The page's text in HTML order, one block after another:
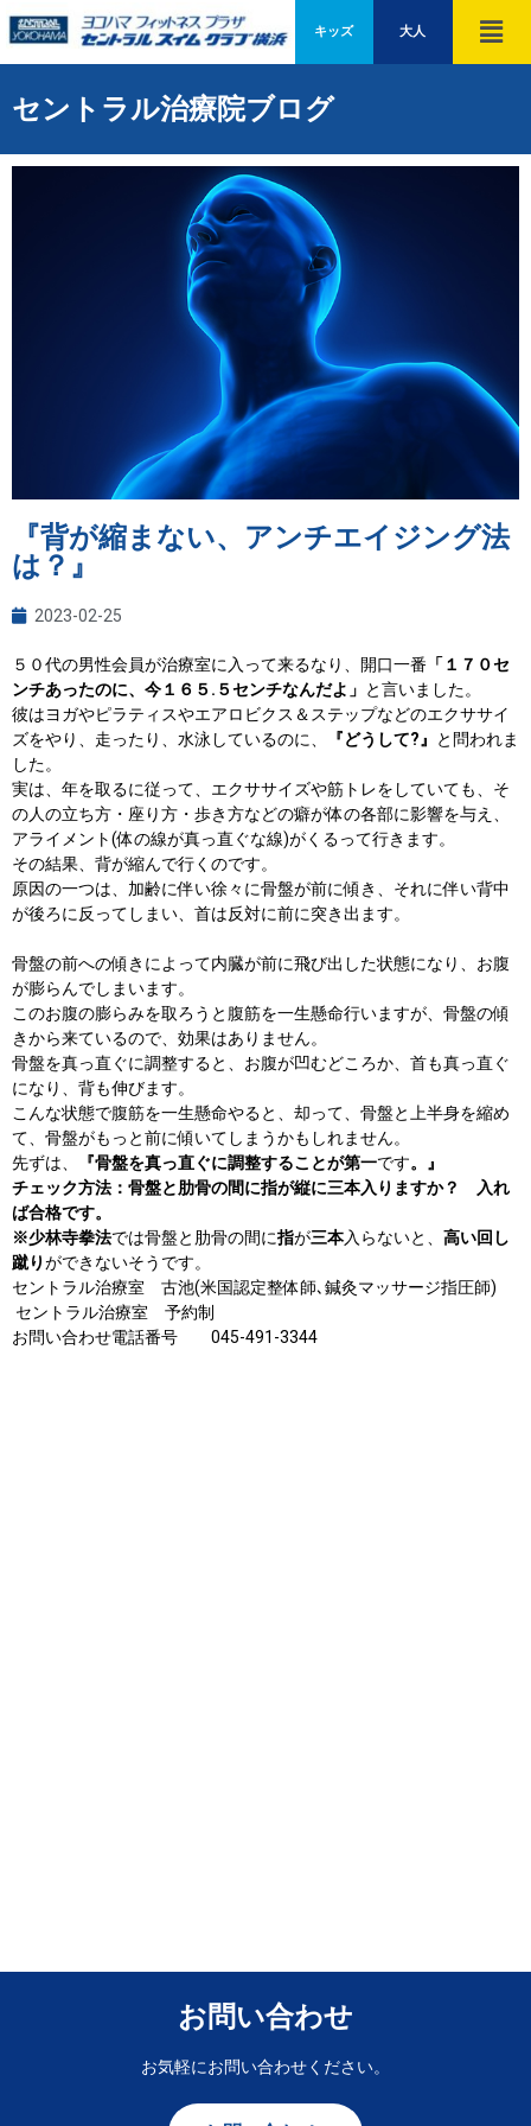
キッズ 大人
セントラル治療院ブログ
『背が縮まない、アンチエイジング法
は？』
2023-02-25
５０代の男性会員が治療室に入って来るなり、開口一番 「１７０セ
ンチあったのに、今１６５.５センチなんだよ」 と言いました。
彼はヨガやピラティスやエアロビクス＆ステップなどのエクササイ
ズをやり、走ったり、水泳しているのに、
『どうして?』
と問われま
した。
実は、年を取るに従って、エクササイズや筋トレをしていても、そ
の人の立ち方・座り方・歩き方などの癖が体の各部に影響を与え、
アライメント(体の線が真っ直ぐな線)がくるって行きます。
その結果、背が縮んで行くのです。
原因の一つは、加齢に伴い徐々に骨盤が前に傾き、それに伴い背中
が後ろに反ってしまい、首は反対に前に突き出ます。
骨盤の前への傾きによって内臓が前に飛び出した状態になり、お腹
が膨らんでしまいます。
このお腹の膨らみを取ろうと腹筋を一生懸命行いますが、骨盤の傾
きから来ているので、効果はありません。
骨盤を真っ直ぐに調整すると、お腹が凹むどころか、首も真っ直ぐ
になり、背も伸びます。
こんな状態で腹筋を一生懸命やると、却って、骨盤と上半身を縮め
て、骨盤がもっと前に傾いてしまうかもしれません。
先ずは、
『骨盤を真っ直ぐに調整することが第一です。』
チェック方法：骨盤と肋骨の間に指が縦に三本入りますか？ 入れ
ば合格です。
※少林寺拳法では骨盤と肋骨の間に指が三本入らないと、 高い回し
蹴りができないそうです。
セントラル治療室 古池(米国認定整体師､鍼灸マッサージ指圧師)
セントラル治療室 予約制
お問い合わせ電話番号 045-491-3344
お問い合わせ
お気軽にお問い合わせください。